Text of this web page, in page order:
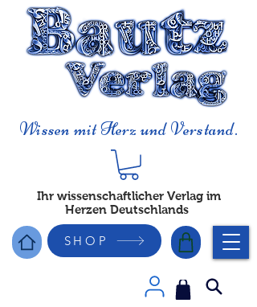
Wissen mit Herz und Verstand.
Ihr wissenschaftlicher Verlag im
Herzen Deutschlands
SHOP